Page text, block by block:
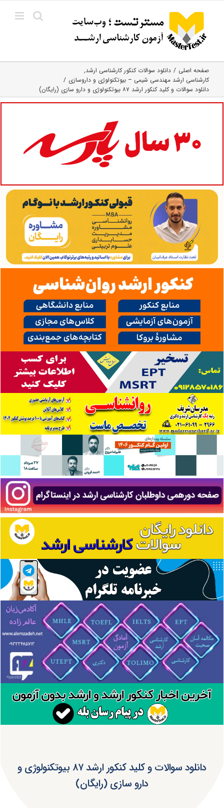
content
صفحه اصلی
دانلود سوالات کنکور کارشناسی ارشد
کارشناسی ارشد مهندسی شیمی – بیوتکنولوژی و داروسازی
دانلود سوالات و کلید کنکور ارشد ۸۷ بیوتکنولوژی و دارو سازی (رایگان)
دانلود سوالات و کلید کنکور ارشد ۸۷ بیوتکنولوژی و
دارو سازی (رایگان)